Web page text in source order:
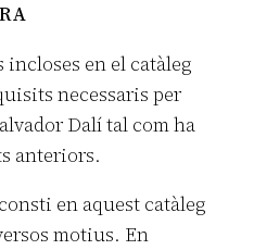
incloses en el catàleg
necessaris per
Dalí tal com ha
anteriors.
en aquest catàleg
motius. En